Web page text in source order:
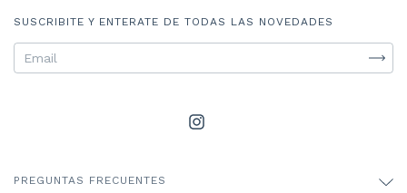
SUSCRIBITE Y ENTERATE DE TODAS LAS NOVEDADES
PREGUNTAS FRECUENTES